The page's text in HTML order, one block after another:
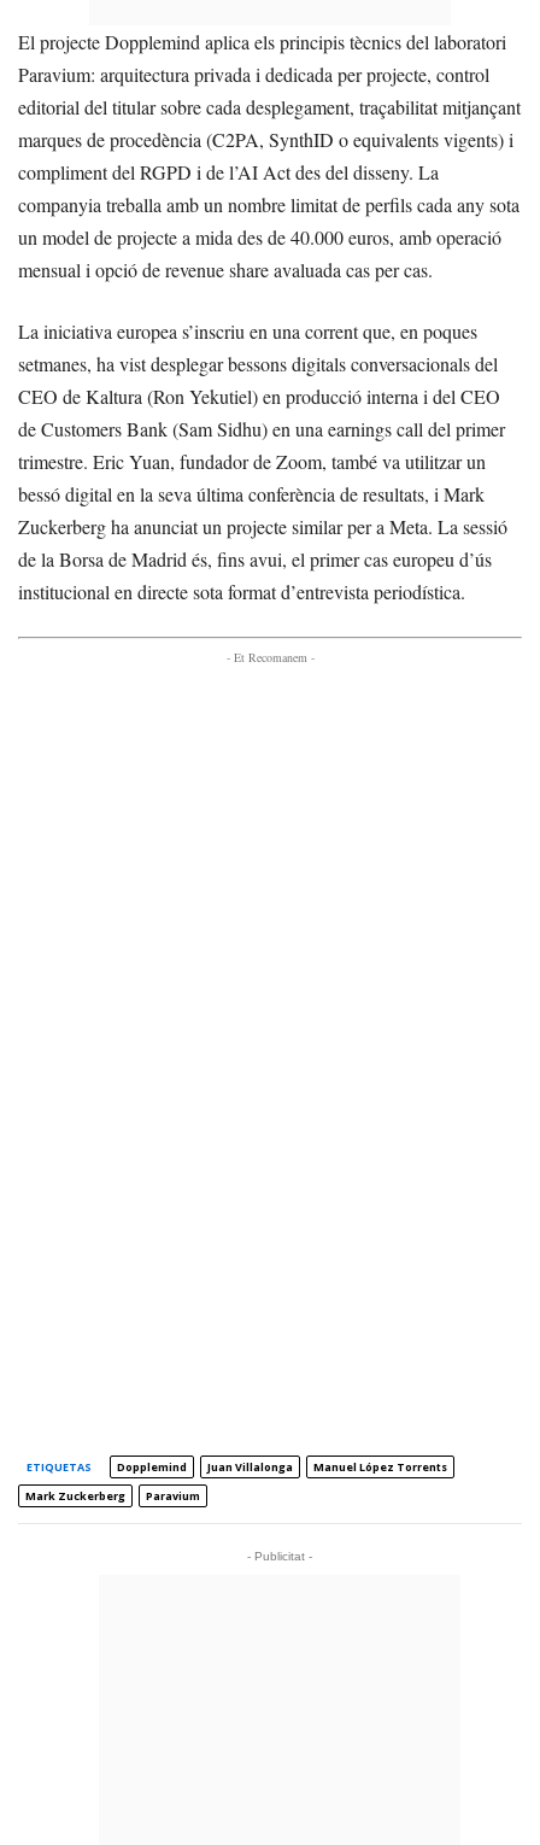
El projecte Dopplemind aplica els principis tècnics del laboratori
Paravium: arquitectura privada i dedicada per projecte, control
editorial del titular sobre cada desplegament, traçabilitat mitjançant
marques de procedència (C2PA, SynthID o equivalents vigents) i
compliment del RGPD i de l’AI Act des del disseny. La
companyia treballa amb un nombre limitat de perfils cada any sota
un model de projecte a mida des de 40.000 euros, amb operació
mensual i opció de revenue share avaluada cas per cas.
La iniciativa europea s’inscriu en una corrent que, en poques
setmanes, ha vist desplegar bessons digitals conversacionals del
CEO de Kaltura (Ron Yekutiel) en producció interna i del CEO
de Customers Bank (Sam Sidhu) en una earnings call del primer
trimestre. Eric Yuan, fundador de Zoom, també va utilitzar un
bessó digital en la seva última conferència de resultats, i Mark
Zuckerberg ha anunciat un projecte similar per a Meta. La sessió
de la Borsa de Madrid és, fins avui, el primer cas europeu d’ús
institucional en directe sota format d’entrevista periodística.
- Et Recomanem -
ETIQUETAS Dopplemind Juan Villalonga
Manuel López Torrents
Mark Zuckerberg
Paravium
- Publicitat -